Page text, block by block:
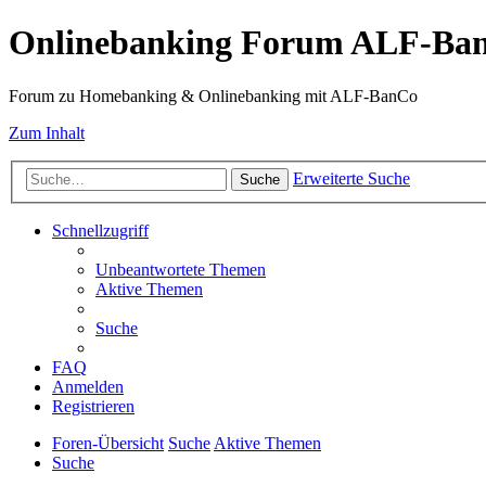
Onlinebanking Forum ALF-
Forum zu Homebanking & Onlinebanking mit ALF-BanCo
Zum Inhalt
Suche Erweiterte Suche
Schnellzugriff
Unbeantwortete Themen
Aktive Themen
Suche
FAQ
Anmelden
Registrieren
Foren-Übersicht SucheAktive Themen
Suche